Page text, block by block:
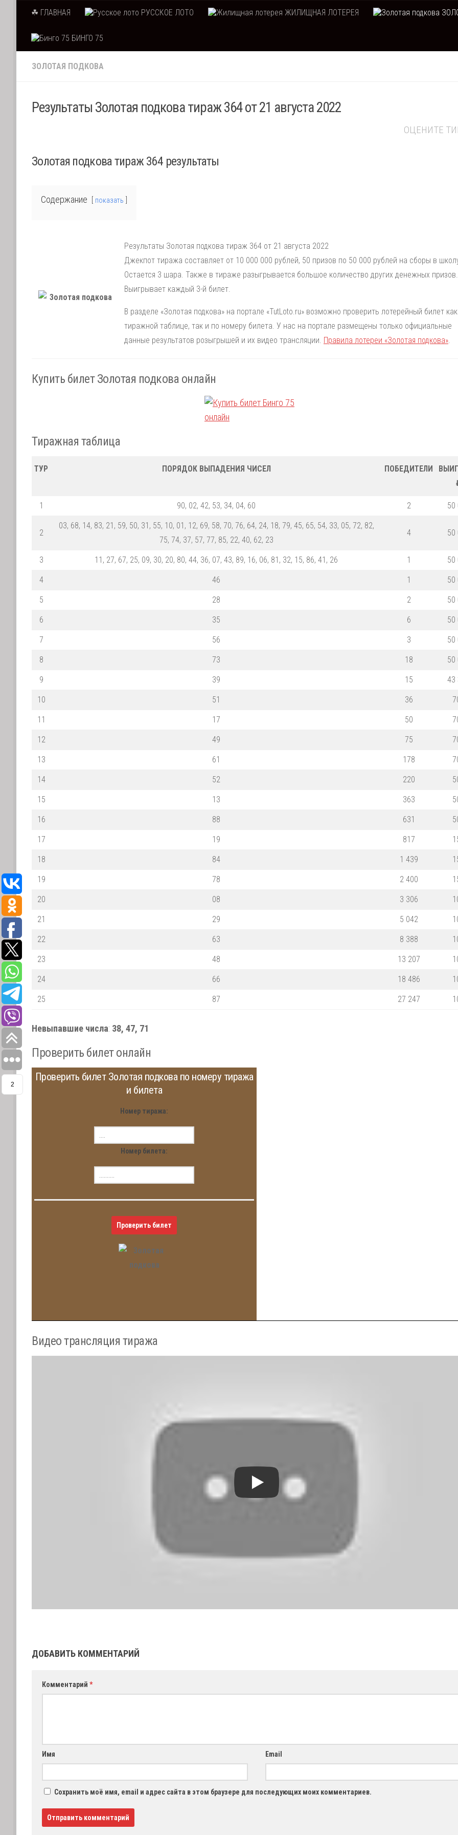
Skip to content
☘ ГЛАВНАЯ РУССКОЕ ЛОТО ЖИЛИЩНАЯ ЛОТЕРЕЯ
БИНГО 75
ЗОЛОТАЯ ПОДКОВА
Результаты Золотая подкова тираж 364 от 21 августа 2022
ОЦЕНИТЕ
Золотая подкова тираж 364 результаты
Содержание показать
Результаты Золотая подкова тираж 364 от 21 августа 2022
Джекпот тиража составляет от 10 000 000 рублей, 50 призов по 50 000 рублей на сборы в
Остается 3 шара. Также в тираже разыгрывается большое количество других денежных призов.
Выигрывает каждый 3-й билет.
В разделе «Золотая подкова» на портале «TutLoto.ru» возможно проверить лотерейный билет
тиражной таблице, так и по номеру билета. У нас на портале размещены только официальные
данные результатов розыгрышей и их видео трансляции. Правила лотереи «Золотая подкова»
Купить билет Золотая подкова онлайн
Тиражная таблица
ТУР ПОРЯДОК ВЫПАДЕНИЯ ЧИСЕЛ ПОБЕДИТЕЛИ
1 90, 02, 42, 53, 34, 04, 60 2 50
2
03, 68, 14, 83, 21, 59, 50, 31, 55, 10, 01, 12, 69, 58, 70, 76, 64, 24, 18, 79, 45, 65, 54, 33, 05, 72, 82,
75, 74, 37, 57, 77, 85, 22, 40, 62, 23
4 50
3 11, 27, 67, 25, 09, 30, 20, 80, 44, 36, 07, 43, 89, 16, 06, 81, 32, 15, 86, 41, 26 1 50
4 46 1 50
5 28 2 50
6 35 6 50
7 56 3 50
8 73 18 50
9 39 15 43
10 51 36
11 17 50
12 49 75
13 61 178
14 52 220
15 13 363
16 88 631
17 19 817
18 84 1 439
19 78 2 400
20 08 3 306
21 29 5 042
22 63 8 388
23 48 13 207
24 66 18 486
25 87 27 247
Невыпавшие числа: 38, 47, 71
Проверить билет онлайн
Проверить билет Золотая подкова по номеру тиража
и билета
Номер тиража:
Номер билета:
Проверить билет
Видео трансляция тиража
ДОБАВИТЬ КОММЕНТАРИЙ
Комментарий *
Имя Email
Сохранить моё имя, email и адрес сайта в этом браузере для последующих моих комментариев.
2